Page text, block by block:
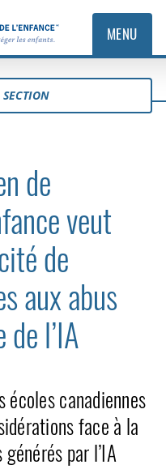
MENU
de
veut
de
aux abus
de l’IA
écoles canadiennes
face à la
par l’IA